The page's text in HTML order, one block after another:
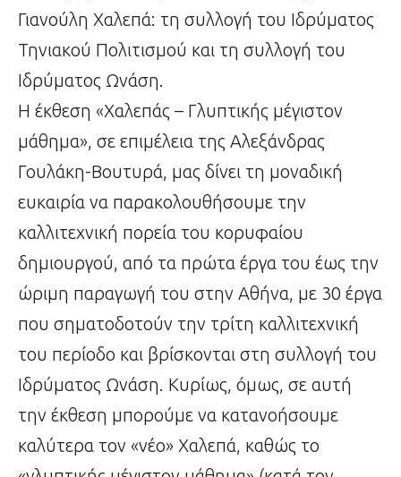
Γιανούλη Χαλεπά: τη συλλογή του Ιδρύματος
Τηνιακού Πολιτισμού και τη συλλογή του
Ιδρύματος Ωνάση.
Η έκθεση «Χαλεπάς – Γλυπτικής μέγιστον
μάθημα», σε επιμέλεια της Αλεξάνδρας
Γουλάκη-Βουτυρά, μας δίνει τη μοναδική
ευκαιρία να παρακολουθήσουμε την
καλλιτεχνική πορεία του κορυφαίου
δημιουργού, από τα πρώτα έργα του έως την
ώριμη παραγωγή του στην Αθήνα, με 30 έργα
που σηματοδοτούν την τρίτη καλλιτεχνική
του περίοδο και βρίσκονται στη συλλογή του
Ιδρύματος Ωνάση. Κυρίως, όμως, σε αυτή
την έκθεση μπορούμε να κατανοήσουμε
καλύτερα τον «νέο» Χαλεπά, καθώς το